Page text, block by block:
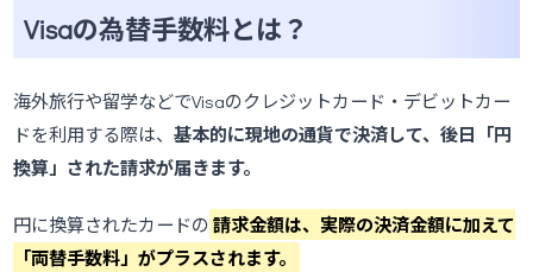
Visaの為替手数料とは？
海外旅行や留学などでVisaのクレジットカード・デビットカー
ドを利用する際は、基本的に現地の通貨で決済して、後日「円
換算」された請求が届きます。
円に換算されたカードの 請求金額は、実際の決済金額に加えて
「両替手数料」がプラスされます。